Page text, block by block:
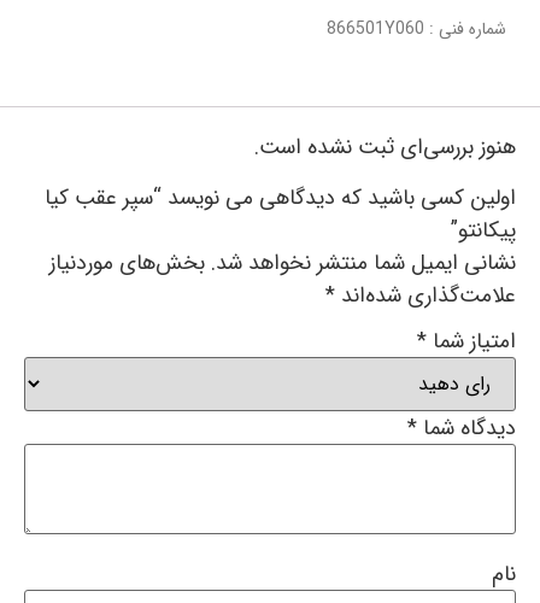
شماره فنی : 866501Y060
هنوز بررسی‌ای ثبت نشده است.
اولین کسی باشید که دیدگاهی می نویسد “سپر عقب کیا
پیکانتو”
نشانی ایمیل شما منتشر نخواهد شد. بخش‌های موردنیاز
علامت‌گذاری شده‌اند *
امتیاز شما *
دیدگاه شما *
نام